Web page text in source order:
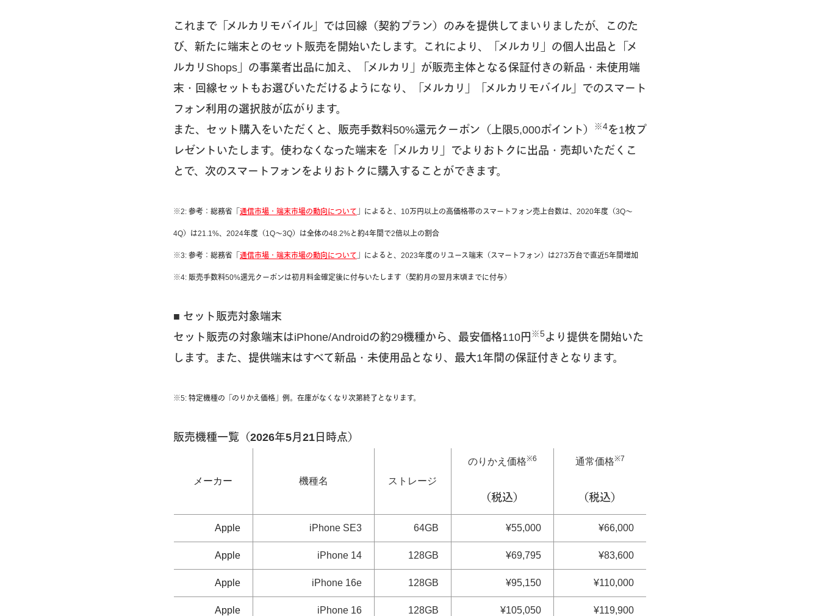
これまで「メルカリモバイル」では回線（契約プラン）のみを提供してまいりましたが、このた
び、新たに端末とのセット販売を開始いたします。これにより、「メルカリ」の個人出品と「メ
ルカリShops」の事業者出品に加え、「メルカリ」が販売主体となる保証付きの新品・未使用端
末・回線セットもお選びいただけるようになり、「メルカリ」「メルカリモバイル」でのスマート
フォン利用の選択肢が広がります。
また、セット購入をいただくと、販売手数料50%還元クーポン（上限5,000ポイント）
※4を1枚プ
レゼントいたします。使わなくなった端末を「メルカリ」でよりおトクに出品・売却いただくこ
とで、次のスマートフォンをよりおトクに購入することができます。
※2: 参考：総務省「 通信市場・端末市場の動向について 」によると、10万円以上の高価格帯のスマートフォン売上台数は、2020年度（3Q〜
4Q）は21.1%、2024年度（1Q〜3Q）は全体の48.2%と約4年間で2倍以上の割合
※3: 参考：総務省「 通信市場・端末市場の動向について 」によると、2023年度のリユース端末（スマートフォン）は273万台で直近5年間増加
※4: 販売手数料50%還元クーポンは初月料金確定後に付与いたします（契約月の翌月末頃までに付与）
■ セット販売対象端末
セット販売の対象端末はiPhone/Androidの約29機種から、最安価格110円 ※5より提供を開始いた
します。また、提供端末はすべて新品・未使用品となり、最大1年間の保証付きとなります。
※5: 特定機種の「のりかえ価格」例。在庫がなくなり次第終了となります。
販売機種一覧（2026年5月21日時点）
メーカー 機種名 ストレージ
のりかえ価格※6
（税込）
通常価格※7
（税込）
Apple iPhone SE3 64GB ¥55,000 ¥66,000
Apple iPhone 14 128GB ¥69,795 ¥83,600
Apple iPhone 16e 128GB ¥95,150 ¥110,000
Apple iPhone 16 128GB ¥105,050 ¥119,900